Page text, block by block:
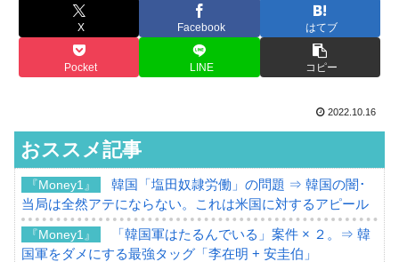
X Facebook はてブ
Pocket LINE コピー
2022.10.16
おススメ記事
『Money1』
韓国「塩田奴隷労働」の問題 ⇒ 韓国の闇･
当局は全然アテにならない。これは米国に対するアピール
『Money1』
「韓国軍はたるんでいる」案件 × ２。⇒ 韓
国軍をダメにする最強タッグ「李在明 + 安圭伯」